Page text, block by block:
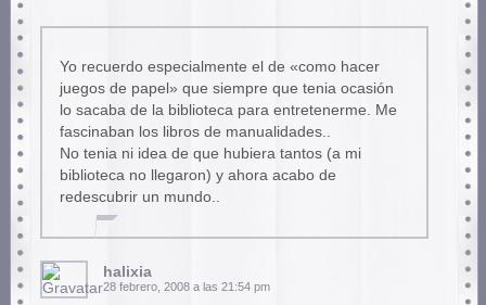
Yo recuerdo especialmente el de «como hacer
juegos de papel» que siempre que tenia ocasión
lo sacaba de la biblioteca para entretenerme. Me
fascinaban los libros de manualidades..
No tenia ni idea de que hubiera tantos (a mi
biblioteca no llegaron) y ahora acabo de
redescubrir un mundo..
halixia
28 febrero, 2008 a las 21:54 pm